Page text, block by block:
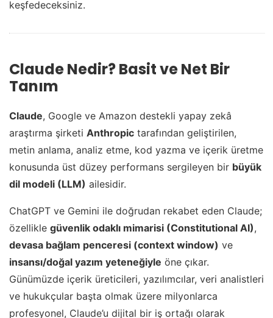
keşfedeceksiniz.
Claude Nedir? Basit ve Net Bir
Tanım
Claude, Google ve Amazon destekli yapay zekâ
araştırma şirketi Anthropic tarafından geliştirilen,
metin anlama, analiz etme, kod yazma ve içerik üretme
konusunda üst düzey performans sergileyen bir büyük
dil modeli (LLM) ailesidir.
ChatGPT ve Gemini ile doğrudan rekabet eden Claude;
özellikle güvenlik odaklı mimarisi (Constitutional AI),
devasa bağlam penceresi (context window) ve
insansı/doğal yazım yeteneğiyle öne çıkar.
Günümüzde içerik üreticileri, yazılımcılar, veri analistleri
ve hukukçular başta olmak üzere milyonlarca
profesyonel, Claude’u dijital bir iş ortağı olarak